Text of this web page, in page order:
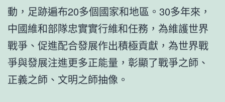
動，足跡遍布20多個國家和地區。30多年來，
中國維和部隊忠實實行維和任務，為維護世界
戰爭、促進配合發展作出積極貢獻，為世界戰
爭與發展注進更多正能量，彰顯了戰爭之師、
正義之師、文明之師抽像。